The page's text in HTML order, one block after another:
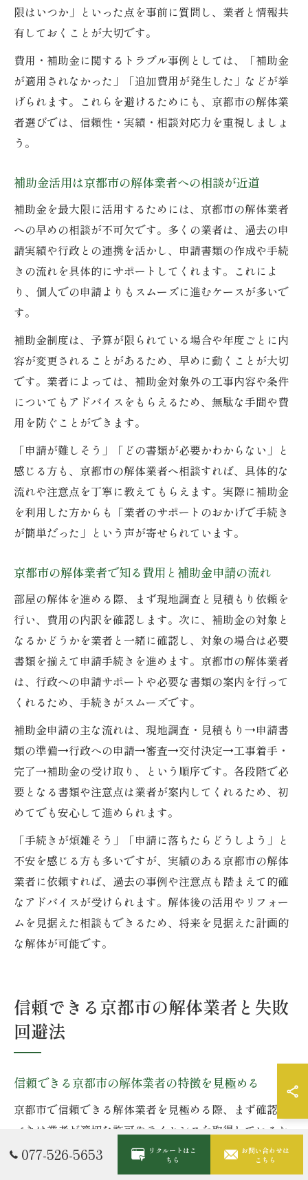
限はいつか」といった点を事前に質問し、業者と情報共
有しておくことが大切です。
費用・補助金に関するトラブル事例としては、「補助金
が適用されなかった」「追加費用が発生した」などが挙
げられます。これらを避けるためにも、京都市の解体業
者選びでは、信頼性・実績・相談対応力を重視しましょ
う。
補助金活用は京都市の解体業者への相談が近道
補助金を最大限に活用するためには、京都市の解体業者
への早めの相談が不可欠です。多くの業者は、過去の申
請実績や行政との連携を活かし、申請書類の作成や手続
きの流れを具体的にサポートしてくれます。これによ
り、個人での申請よりもスムーズに進むケースが多いで
す。
補助金制度は、予算が限られている場合や年度ごとに内
容が変更されることがあるため、早めに動くことが大切
です。業者によっては、補助金対象外の工事内容や条件
についてもアドバイスをもらえるため、無駄な手間や費
用を防ぐことができます。
「申請が難しそう」「どの書類が必要かわからない」と
感じる方も、京都市の解体業者へ相談すれば、具体的な
流れや注意点を丁寧に教えてもらえます。実際に補助金
を利用した方からも「業者のサポートのおかげで手続き
が簡単だった」という声が寄せられています。
京都市の解体業者で知る費用と補助金申請の流れ
部屋の解体を進める際、まず現地調査と見積もり依頼を
行い、費用の内訳を確認します。次に、補助金の対象と
なるかどうかを業者と一緒に確認し、対象の場合は必要
書類を揃えて申請手続きを進めます。京都市の解体業者
は、行政への申請サポートや必要な書類の案内を行って
くれるため、手続きがスムーズです。
補助金申請の主な流れは、現地調査・見積もり→申請書
類の準備→行政への申請→審査→交付決定→工事着手・
完了→補助金の受け取り、という順序です。各段階で必
要となる書類や注意点は業者が案内してくれるため、初
めてでも安心して進められます。
「手続きが煩雑そう」「申請に落ちたらどうしよう」と
不安を感じる方も多いですが、実績のある京都市の解体
業者に依頼すれば、過去の事例や注意点も踏まえて的確
なアドバイスが受けられます。解体後の活用やリフォー
ムを見据えた相談もできるため、将来を見据えた計画的
な解体が可能です。
信頼できる京都市の解体業者と失敗
回避法
信頼できる京都市の解体業者の特徴を見極める
京都市で信頼できる解体業者を見極める際、まず確認す
べきは業者が適切な許可やライセンスを取得しているか
どうかです。解体工事には建設業許可や産業廃棄物収集
運搬業許可などが必要となり、これらを取得している業
077-526-5653
リクルートはこ
ちら
お問い合わせは
こちら